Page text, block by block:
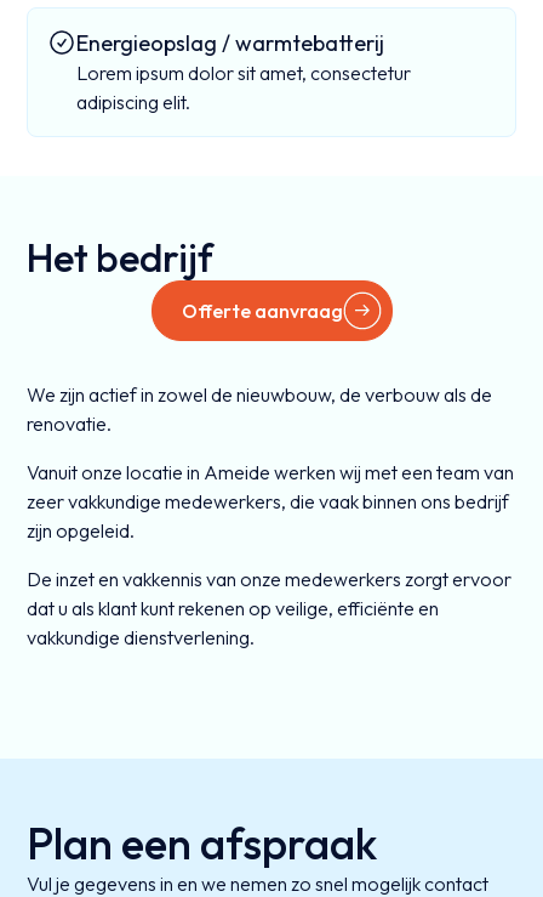
Energieopslag / warmtebatterij
Lorem ipsum dolor sit amet, consectetur
adipiscing elit.
Het bedrijf
Offerte aanvraag
We zijn actief in zowel de nieuwbouw, de verbouw als de
renovatie.
Vanuit onze locatie in Ameide werken wij met een team van
zeer vakkundige medewerkers, die vaak binnen ons bedrijf
zijn opgeleid.
De inzet en vakkennis van onze medewerkers zorgt ervoor
dat u als klant kunt rekenen op veilige, efficiënte en
vakkundige dienstverlening.
Plan een afspraak
Vul je gegevens in en we nemen zo snel mogelijk contact